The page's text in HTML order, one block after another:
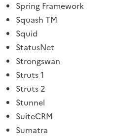
Spring Framework
Squash TM
Squid
StatusNet
Strongswan
Struts 1
Struts 2
Stunnel
SuiteCRM
Sumatra